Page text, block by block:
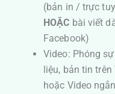
(bản in / trực
HOẶC bài viết
Facebook)
Video: Phóng
liệu, bản tin trên
hoặc Video